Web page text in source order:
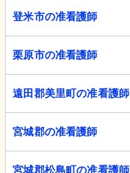
登米市の准看護師
栗原市の准看護師
遠田郡美里町の准看護師
宮城郡の准看護師
宮城郡松島町の准看護師